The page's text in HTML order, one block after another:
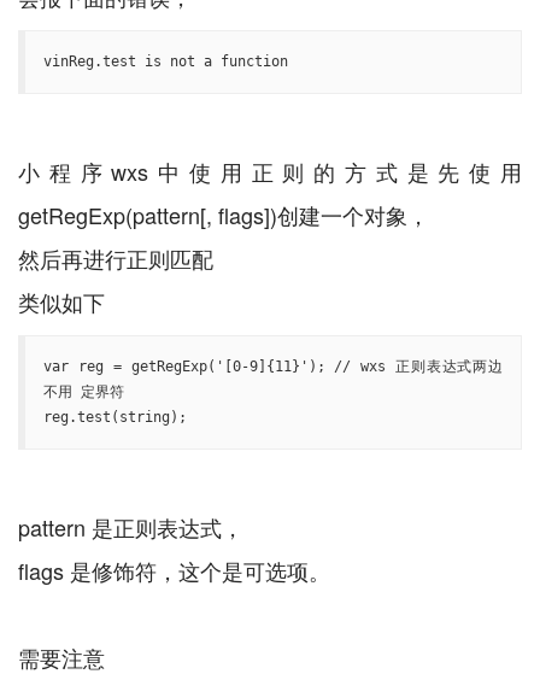
vinReg.test is not a function
小程序wxs中使用正则的方式是先使用
getRegExp(pattern[, flags])创建一个对象，
然后再进行正则匹配
var reg = getRegExp('[0-9]{11}'); // wxs 正则表达式两边
不用 定界符
reg.test(string);
pattern 是正则表达式，
flags 是修饰符，这个是可选项。
需要注意